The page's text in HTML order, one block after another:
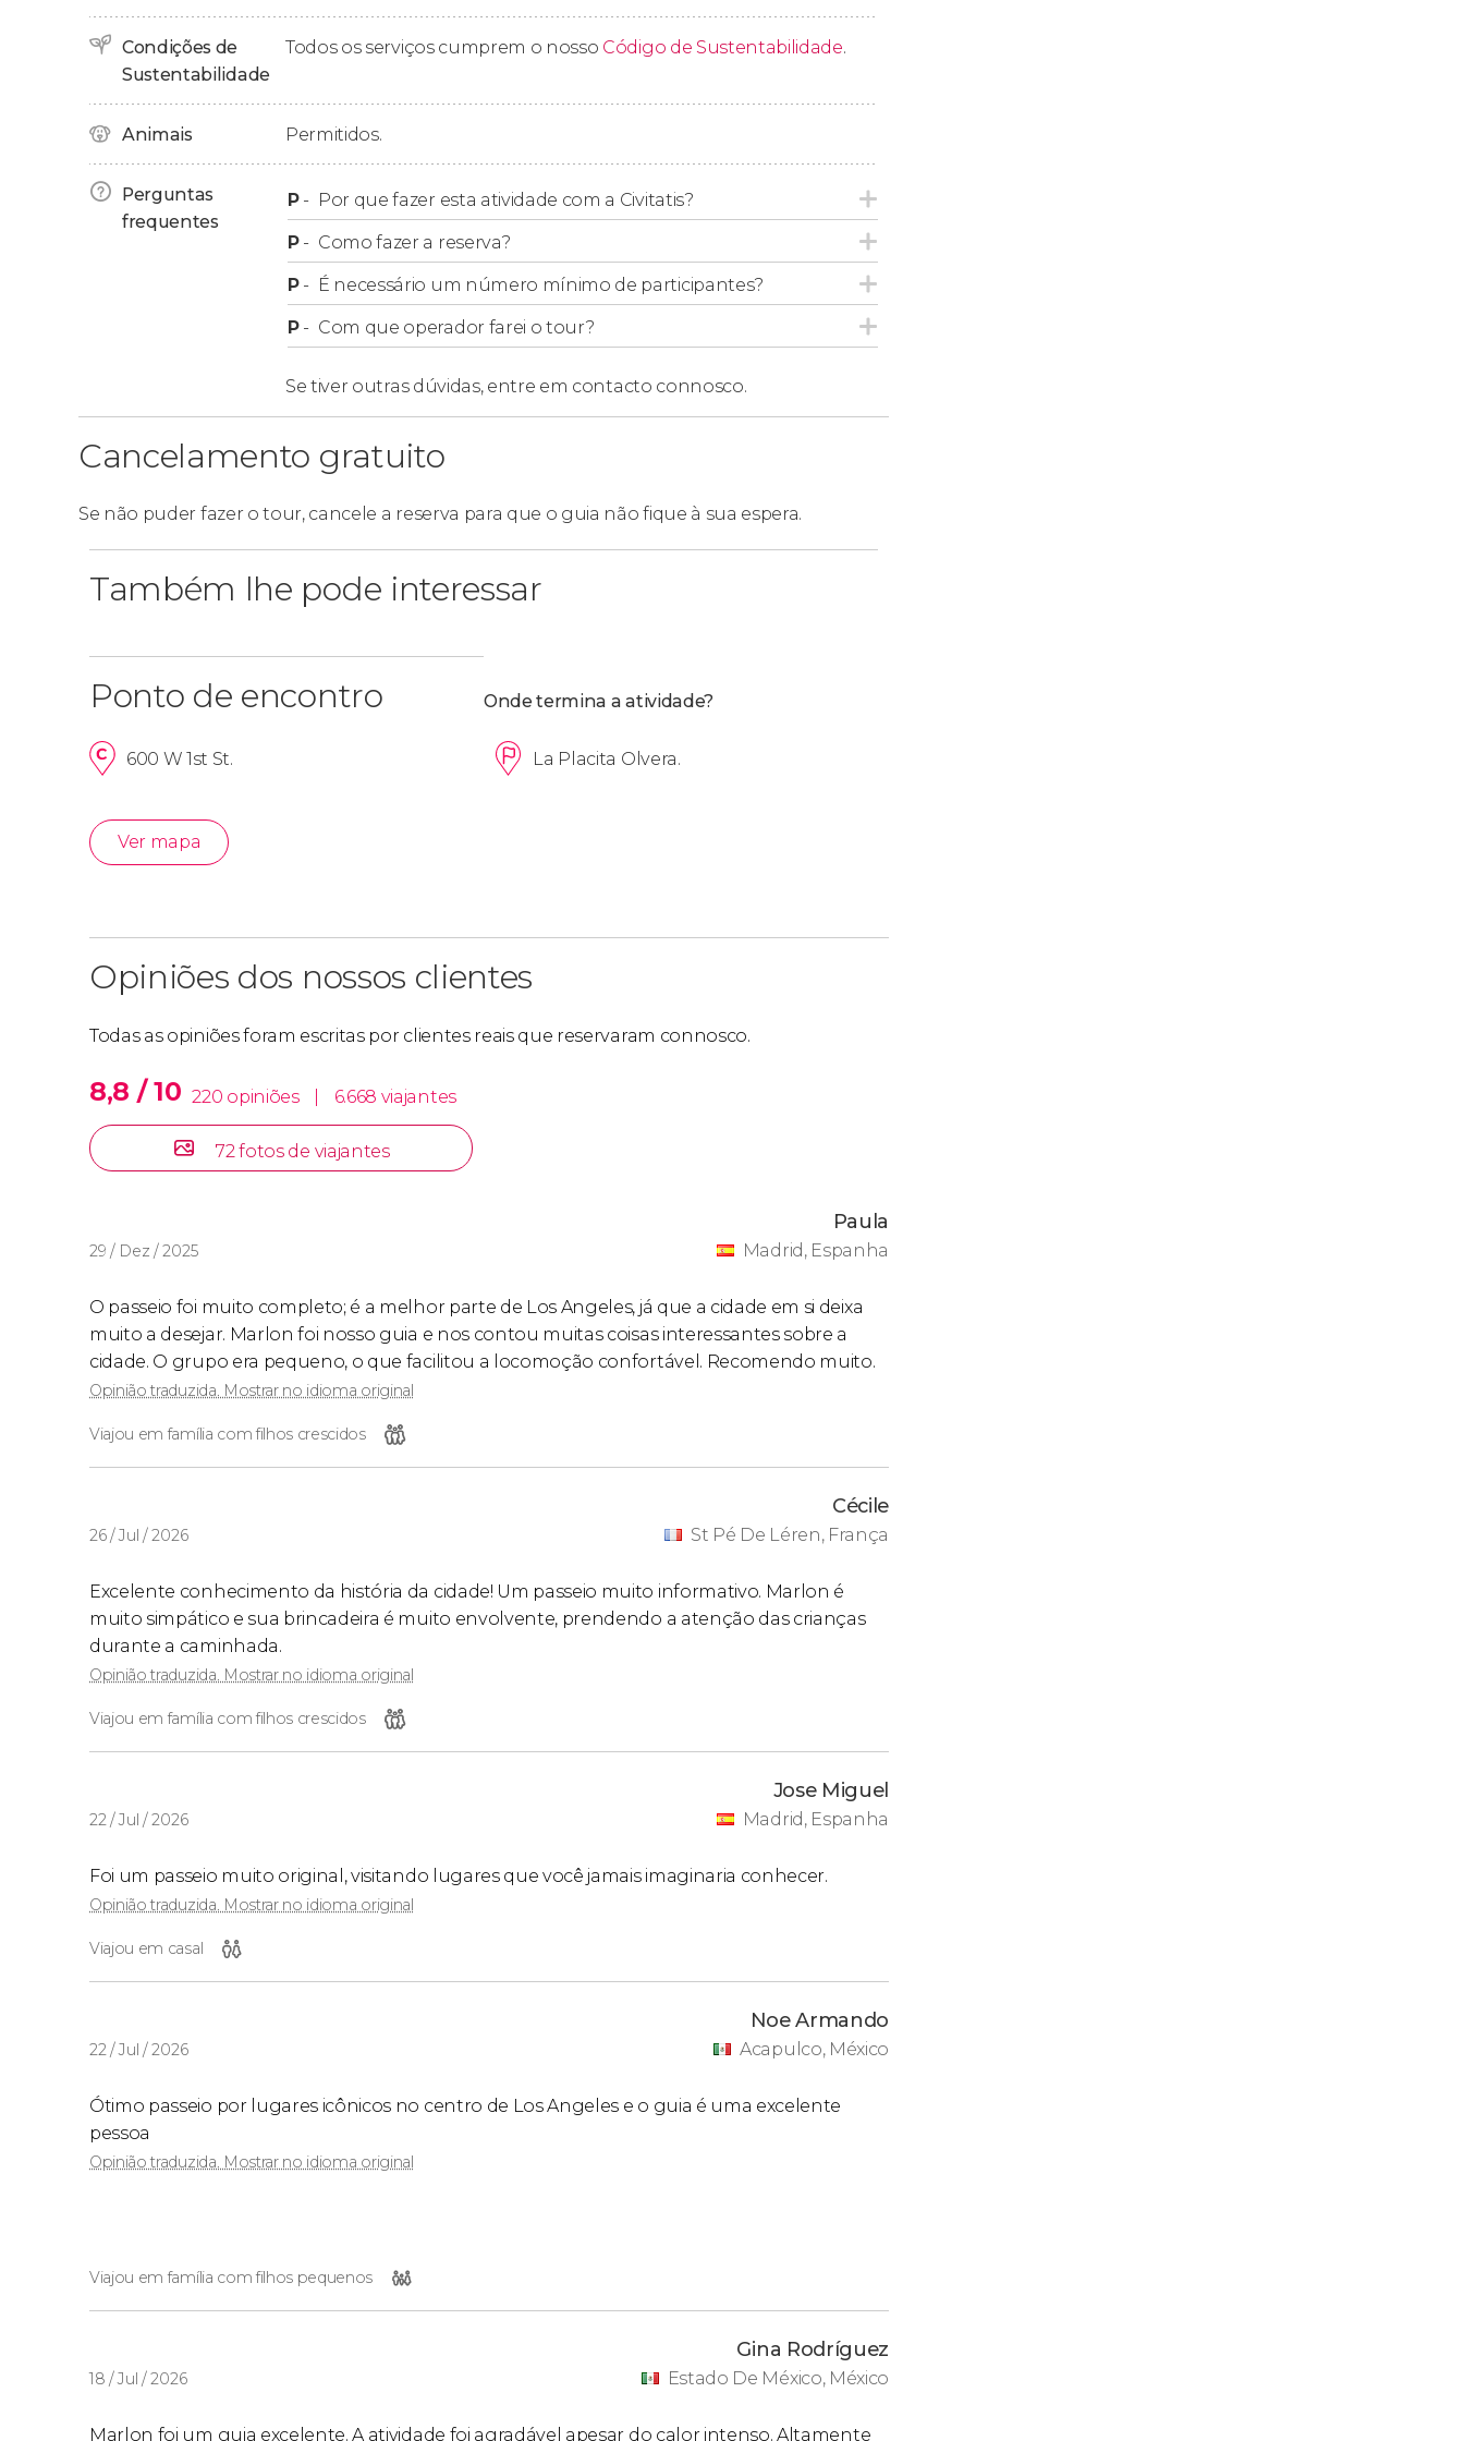
naPlacita Olvera.
Grupos
Nosso free tour não aceita grupos de mais de 6 pessoas, mesmo se forem feitas reservas
separadas.
Condições de
Sustentabilidade
Todos os serviços cumprem o nosso Código de Sustentabilidade.
Animais Permitidos.
Perguntas
frequentes
P- Por que fazer esta atividade com a Civitatis?
P- Como fazer a reserva?
P- É necessário um número mínimo de participantes?
P- Com que operador farei o tour?
Se tiver outras dúvidas, entre em contacto connosco.
Cancelamento gratuito
Se não puder fazer o tour, cancele a reserva para que o guia não fique à sua espera.
Também lhe pode interessar
Ponto de encontro Onde termina a atividade?
600 W 1st St. La Placita Olvera.
Ver mapa
Opiniões dos nossos clientes
Todas as opiniões foram escritas por clientes reais que reservaram connosco.
8,8 / 10 220 opiniões 6.668 viajantes
72 fotos de viajantes
29 / Dez / 2025
Paula
Madrid, Espanha
O passeio foi muito completo; é a melhor parte de Los Angeles, já que a cidade em si deixa
muito a desejar. Marlon foi nosso guia e nos contou muitas coisas interessantes sobre a
cidade. O grupo era pequeno, o que facilitou a locomoção confortável. Recomendo muito.
Opinião traduzida. Mostrar no idioma original
Viajou em família com filhos crescidos
26 / Jul / 2026
Cécile
St Pé De Léren, França
Excelente conhecimento da história da cidade! Um passeio muito informativo. Marlon é
muito simpático e sua brincadeira é muito envolvente, prendendo a atenção das crianças
durante a caminhada.
Opinião traduzida. Mostrar no idioma original
Viajou em família com filhos crescidos
22 / Jul / 2026
Jose Miguel
Madrid, Espanha
Foi um passeio muito original, visitando lugares que você jamais imaginaria conhecer.
Opinião traduzida. Mostrar no idioma original
Viajou em casal
22 / Jul / 2026
Noe Armando
Acapulco, México
Ótimo passeio por lugares icônicos no centro de Los Angeles e o guia é uma excelente
pessoa
Opinião traduzida. Mostrar no idioma original
Viajou em família com filhos pequenos
18 / Jul / 2026
Gina Rodríguez
Estado De México, México
Marlon foi um guia excelente. A atividade foi agradável apesar do calor intenso. Altamente